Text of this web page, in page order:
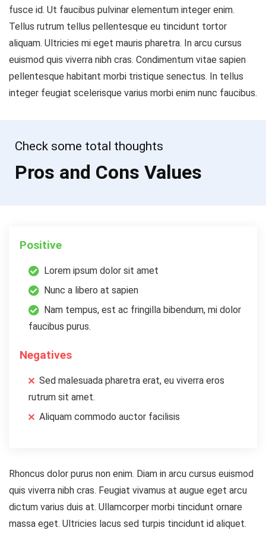
fusce id. Ut faucibus pulvinar elementum integer enim.
Tellus rutrum tellus pellentesque eu tincidunt tortor
aliquam. Ultricies mi eget mauris pharetra. In arcu cursus
euismod quis viverra nibh cras. Condimentum vitae sapien
pellentesque habitant morbi tristique senectus. In tellus
integer feugiat scelerisque varius morbi enim nunc faucibus.
Check some total thoughts
Pros and Cons Values
Positive
Lorem ipsum dolor sit amet
Nunc a libero at sapien
Nam tempus, est ac fringilla bibendum, mi dolor
faucibus purus.
Negatives
Sed malesuada pharetra erat, eu viverra eros
rutrum sit amet.
Aliquam commodo auctor facilisis
Rhoncus dolor purus non enim. Diam in arcu cursus euismod
quis viverra nibh cras. Feugiat vivamus at augue eget arcu
dictum varius duis at. Ullamcorper morbi tincidunt ornare
massa eget. Ultricies lacus sed turpis tincidunt id aliquet.